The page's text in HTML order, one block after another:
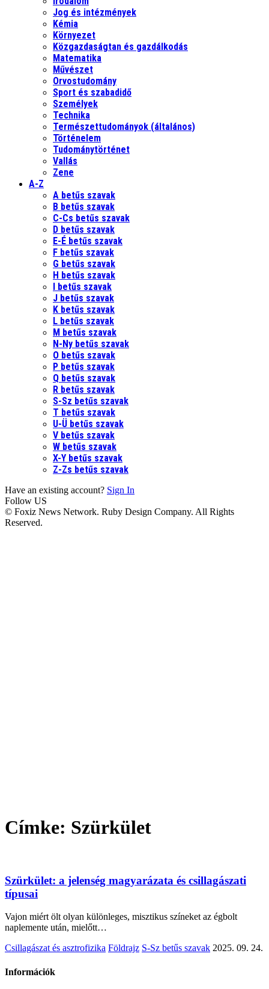
Jog és intézmények
Kémia
Környezet
Közgazdaságtan és gazdálkodás
Matematika
Művészet
Orvostudomány
Sport és szabadidő
Személyek
Technika
Természettudományok (általános)
Történelem
Tudománytörténet
Vallás
Zene
A-Z
A betűs szavak
B betűs szavak
C-Cs betűs szavak
D betűs szavak
E-É betűs szavak
F betűs szavak
G betűs szavak
H betűs szavak
I betűs szavak
J betűs szavak
K betűs szavak
L betűs szavak
M betűs szavak
N-Ny betűs szavak
O betűs szavak
P betűs szavak
Q betűs szavak
R betűs szavak
S-Sz betűs szavak
T betűs szavak
U-Ü betűs szavak
V betűs szavak
W betűs szavak
X-Y betűs szavak
Z-Zs betűs szavak
Have an existing account? Sign In
Follow US
© Foxiz News Network. Ruby Design Company. All Rights
Reserved.
Címke: Szürkület
Szürkület: a jelenség magyarázata és csillagászati
típusai
Vajon miért ölt olyan különleges, misztikus színeket az égbolt
naplemente után, mielőtt…
Csillagászat és asztrofizika Földrajz S-Sz betűs szavak 2025. 09. 24.
Információk